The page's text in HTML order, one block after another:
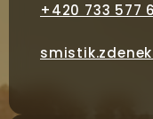
+420 733 577